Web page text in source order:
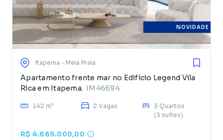
NOVIDADE
Itapema - Meia Praia
Apartamento frente mar no Edifício Legend Vila
Rica em Itapema. IM46694
142 m² 2 Vagas
3 Quartos
(3 suítes)
R$ 4.665.000,00